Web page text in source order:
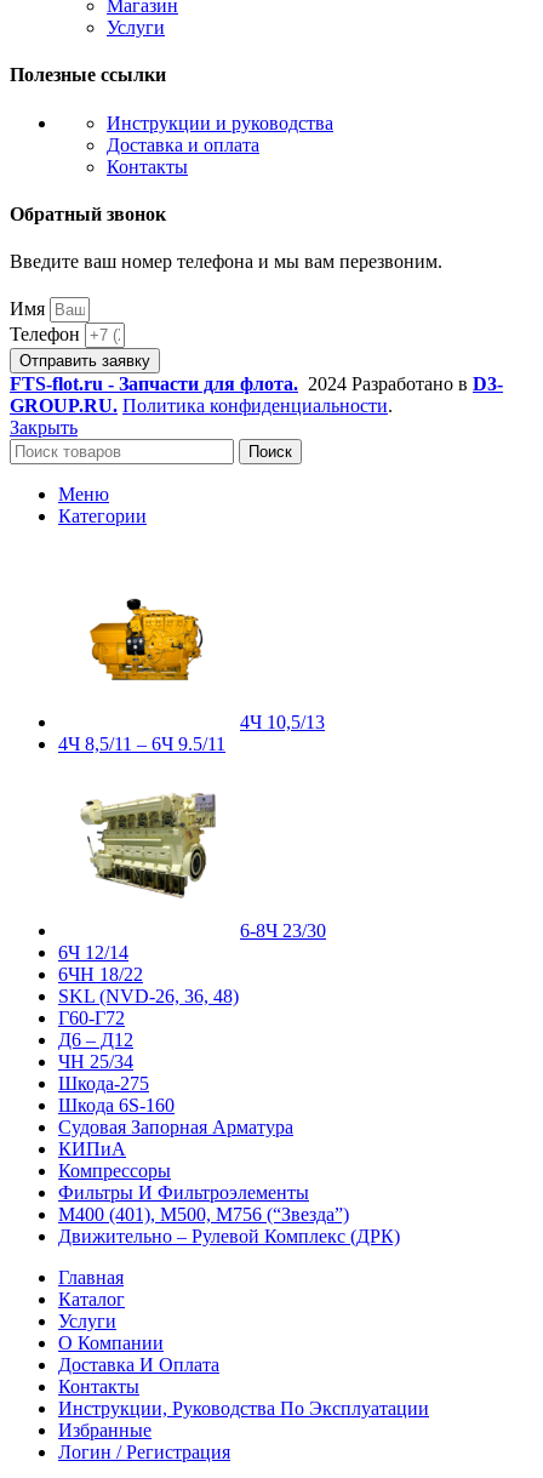
Магазин
Услуги
Полезные ссылки
Инструкции и руководства
Доставка и оплата
Контакты
Обратный звонок
Введите ваш номер телефона и мы вам перезвоним.
Имя
Телефон
Отправить заявку
FTS-flot.ru - Запчасти для флота. 2024 Разработано в D3-
GROUP.RU. Политика конфиденциальности.
Закрыть
Поиск
Меню
Категории
4Ч 10,5/13
4Ч 8,5/11 – 6Ч 9.5/11
6-8Ч 23/30
6Ч 12/14
6ЧН 18/22
SKL (NVD-26, 36, 48)
Г60-Г72
Д6 – Д12
ЧН 25/34
Шкода-275
Шкода 6S-160
Судовая Запорная Арматура
КИПиА
Компрессоры
Фильтры И Фильтроэлементы
М400 (401), М500, М756 (“Звезда”)
Движительно – Рулевой Комплекс (ДРК)
Главная
Каталог
Услуги
О Компании
Доставка И Оплата
Контакты
Инструкции, Руководства По Эксплуатации
Избранные
Логин / Регистрация